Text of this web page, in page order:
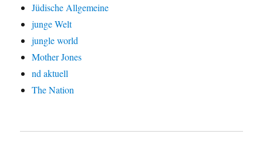
Jüdische Allgemeine
junge Welt
jungle world
Mother Jones
nd aktuell
The Nation